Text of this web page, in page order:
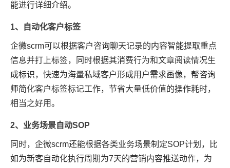
能进行详细介绍。
1、自动化客户标签
企微scrm可以根据客户咨询聊天记录的内容智能提取重点
信息并打上标签，同时根据其消费行为和文章阅读情况生
成标识，快速为海量私域客户形成用户需求画像，帮咨询
师简化客户标签标记工作，节省大量低价值的操作耗时，
相当之好用。
2、业务场景自动SOP
同时，企微scrm还能根据各类业务场景制定SOP计划，比
如为新客自动化执行周期为7天的营销内容推送动作，为